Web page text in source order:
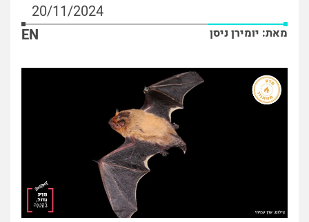
20/11/2024
מאת: יומירן ניסן EN